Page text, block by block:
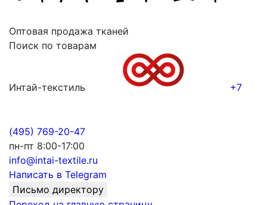
Оптовая продажа тканей
Поиск по товарам
Интай-текстиль +7
(495) 769-20-47
пн-пт 8:00-17:00
info@intai-textile.ru
Написать в Telegram
Письмо директору